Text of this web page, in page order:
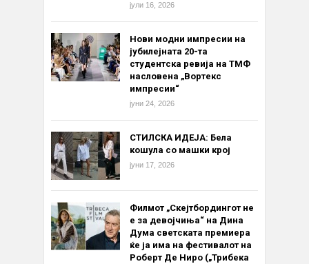
јули 16, 2026
Нови модни импресии на
јубилејната 20-та
студентска ревија на ТМФ
насловена „Вортекс
импресии“
јуни 24, 2026
СТИЛСКА ИДЕЈА: Бела
кошула со машки крој
јуни 17, 2026
Филмот „Скејтбордингот не
е за девојчиња“ на Дина
Дума светската премиера
ќе ја има на фестивалот на
Роберт Де Ниро („Трибека